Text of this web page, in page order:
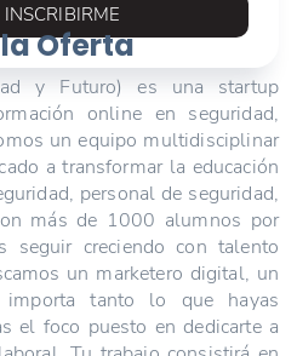
Oferta
y Futuro) es una startup
online en seguridad,
un equipo multidisciplinar
a transformar la educación
personal de seguridad,
más de 1000 alumnos por
seguir creciendo con talento
un marketero digital, un
tanto lo que hayas
el foco puesto en dedicarte a